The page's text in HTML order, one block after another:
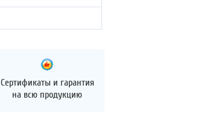
Сертификаты и гарантия
на всю продукцию